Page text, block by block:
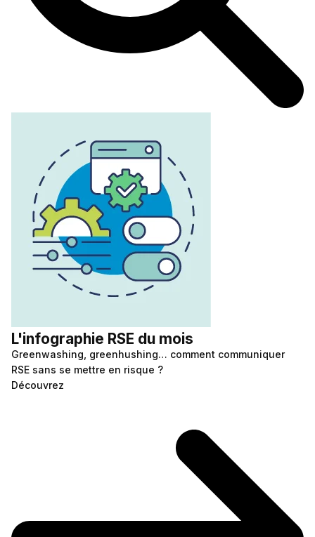
L'infographie RSE du mois
Greenwashing, greenhushing… comment communiquer
RSE sans se mettre en risque ?
Découvrez